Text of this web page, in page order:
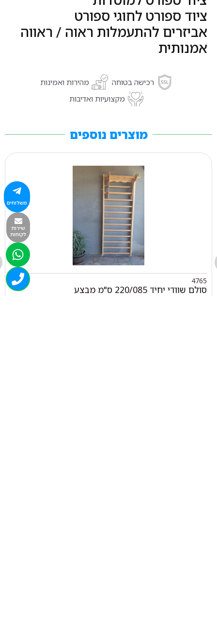
ציוד ספורט לחוגי ספורט
אביזרים להתעמלות ראוה / ראווה
אמנותית
רכישה בטוחה
מהירות ואמינות
מקצועיות ואדיבות
מוצרים נוספים
4765
סולם שוודי יחיד 220/085 ס"מ מבצע
משלוחים
שירות
לקוחות